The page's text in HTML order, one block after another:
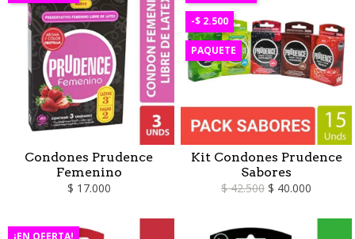
Condones Prudence
Femenino
$ 17.000
Kit Condones Prudence
Sabores
$ 42.500 $ 40.000
-$ 2.500
PAQUETE
¡EN OFERTA!